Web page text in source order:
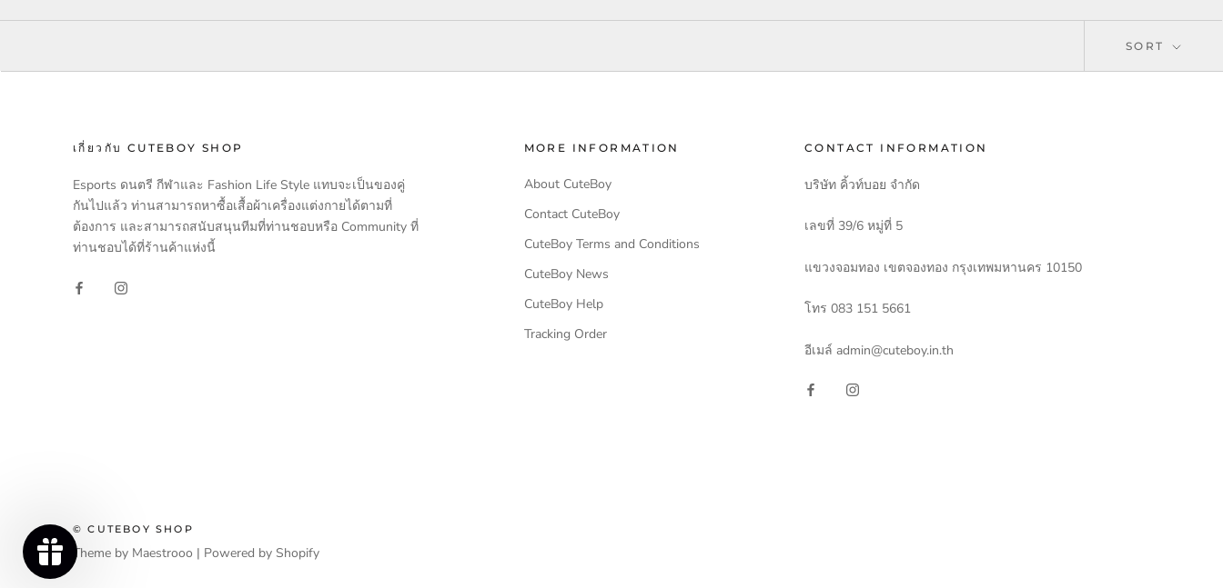
SORT
เกี่ยวกับ CUTEBOY SHOP
Esports ดนตรี กีฬาและ Fashion Life Style แทบจะเป็นของคู่
กันไปแล้ว ท่านสามารถหาซื้อเสื้อผ้าเครื่องแต่งกายได้ตามที่
ต้องการ และสามารถสนับสนุนทีมที่ท่านชอบหรือ Community ที่
ท่านชอบได้ที่ร้านค้าแห่งนี้
MORE INFORMATION
About CuteBoy
Contact CuteBoy
CuteBoy Terms and Conditions
CuteBoy News
CuteBoy Help
Tracking Order
CONTACT INFORMATION
บริษัท คิ้วท์บอย จำกัด
เลขที่ 39/6 หมู่ที่ 5
แขวงจอมทอง เขตจองทอง กรุงเทพมหานคร 10150
โทร 083 151 5661
อีเมล์ admin@cuteboy.in.th
© CUTEBOY SHOP
Theme by Maestrooo | Powered by Shopify